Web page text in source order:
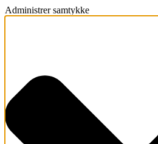
Administrer samtykke